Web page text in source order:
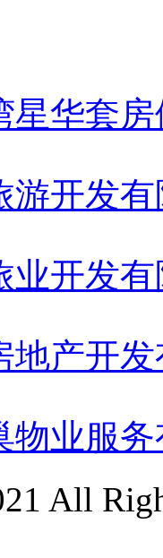
星华套
游开发
业开发
地产开
物业服
All